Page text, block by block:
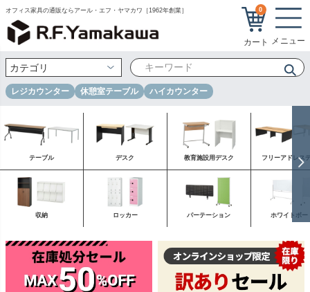
オフィス家具の通販ならアール・エフ・ヤマカワ［1962年創業］ 0
レジカウンター 休憩室テーブル ハイカウンター
テーブル デスク 教育施設用デスク フリーアドレス
収納 ロッカー パーテーション ホワイトボー